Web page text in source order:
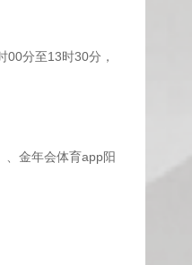
分至13时30分，
、金年会体育app阳